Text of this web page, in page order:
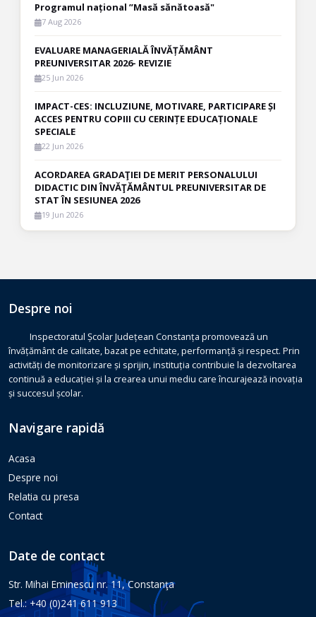
Programul național ”Masă sănătoasă"
7 Aug 2026
EVALUARE MANAGERIALĂ ÎNVĂȚĂMÂNT
PREUNIVERSITAR 2026- REVIZIE
25 Jun 2026
IMPACT-CES: INCLUZIUNE, MOTIVARE, PARTICIPARE ȘI
ACCES PENTRU COPIII CU CERINȚE EDUCAȚIONALE
SPECIALE
22 Jun 2026
ACORDAREA GRADAŢIEI DE MERIT PERSONALULUI
DIDACTIC DIN ÎNVĂŢĂMÂNTUL PREUNIVERSITAR DE
STAT ÎN SESIUNEA 2026
19 Jun 2026
Despre noi
Inspectoratul Școlar Județean Constanța promovează un
învățământ de calitate, bazat pe echitate, performanță și respect. Prin
activități de monitorizare și sprijin, instituția contribuie la dezvoltarea
continuă a educației și la crearea unui mediu care încurajează inovația
și succesul școlar.
Navigare rapidă
Acasa
Despre noi
Relatia cu presa
Contact
Date de contact
Str. Mihai Eminescu nr. 11, Constanţa
Tel.: +40 (0)241 611 913